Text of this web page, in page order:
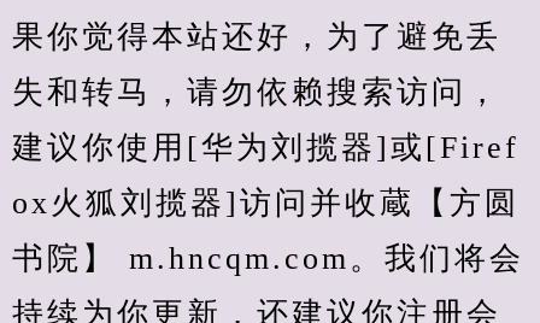
果你觉得本站还好，为了避免丢
失和转马，请勿依赖搜索访问，
建议你使用[华为刘揽器]或[Firef
ox火狐刘揽器]访问并收蔵【方圆
书院】 m.hncqm.com。我们将会
持续为你更新，还建议你注册会